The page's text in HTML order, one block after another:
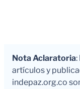
Nota Aclaratoria:
artículos y
indepaz.org.co